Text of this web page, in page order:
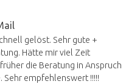
gelöst. Sehr gute +
Hätte mir viel Zeit
die Beratung in Anspruch
empfehlenswert !!!!!